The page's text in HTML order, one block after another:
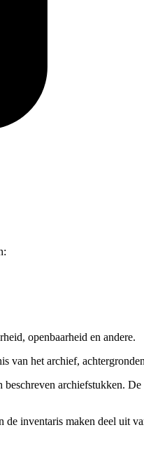
openbaarheid en andere.
van het archief,
archiefstukken.
inventaris maken deel uit